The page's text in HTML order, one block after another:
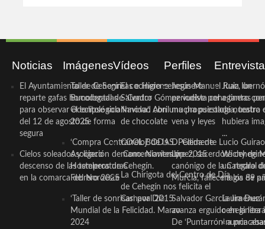
Noticias
El Ayuntamiento de Cehegín
reparte gafas homologadas
para observar el eclipse solar
del 12 de agosto de forma
segura
Cielos soleados y ligero
descenso de las temperaturas
en la comarca del Noroeste
Imágenes
Taller de Sonrisas e Higiene
Bucodental de ‘Centro
Odontológico Innova’. Abril
2025
‘Compra Contrarreloj’ de la
Asociación de Comerciantes y
Hosteleros de Cehegín.
Febrero 2025
‘Taller de sonrisas’ por Día
Mundial de la Felicidad. Marzo
2024
Vídeos
El cocinero ceheginero
Salvador Gómez vuelve por
Navidad con una propuesta
de chocolate
COOL BODAS. Pedida de
mano. Noviembre 2015
La Chirigota del Centro de Día
de Cehegín nos felicita el
Carnaval 2015
Perfiles
Jesús Manuel Ruiz, un
periodista ceheginero con
mucha psicología, teatro
vena y leyes
D. Clemente Lucio Guirao
López, sacerdote
canónigo de la Catedral
Murcia, fallece a los 89
Salvador García Jiménez
avanza erguido en la
De ‘Puntarrón’ a
Juan
a tantas
de nuestra
hubiera
...
Wichy de
un regalo
magia de
Laura
ceheginera
«nunca